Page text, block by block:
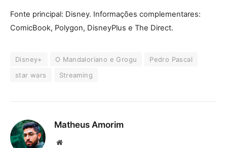
Fonte principal: Disney. Informações complementares:
ComicBook, Polygon, DisneyPlus e The Direct.
Disney+ O Mandaloriano e Grogu
Pedro Pascal
star wars
Streaming
Matheus Amorim
Website